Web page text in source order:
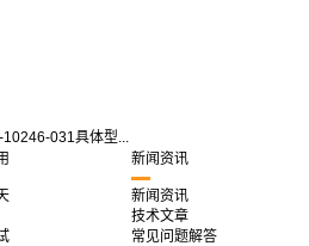
031具体型...
新闻资讯
新闻资讯
技术文章
常见问题解答